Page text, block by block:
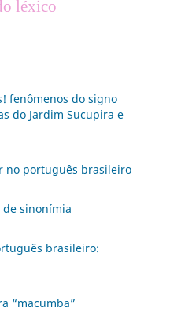
léxico
fenômenos do signo
do Jardim Sucupira e
no português brasileiro
de sinonímia
brasileiro:
“macumba”